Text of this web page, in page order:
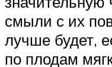
смыли с их
лучше будет,
по плодам